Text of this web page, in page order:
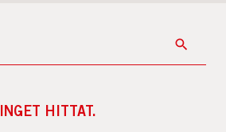
INGET HITTAT.